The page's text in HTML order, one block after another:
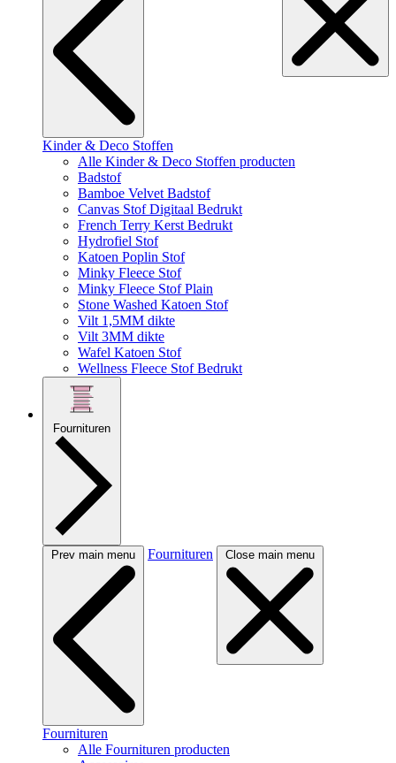
Kinder & Deco Stoffen
Alle Kinder & Deco Stoffen producten
Badstof
Bamboe Velvet Badstof
Canvas Stof Digitaal Bedrukt
French Terry Kerst Bedrukt
Hydrofiel Stof
Katoen Poplin Stof
Minky Fleece Stof
Minky Fleece Stof Plain
Stone Washed Katoen Stof
Vilt 1,5MM dikte
Vilt 3MM dikte
Wafel Katoen Stof
Wellness Fleece Stof Bedrukt
Fournituren
Prev main menu Fournituren Close main menu
Fournituren
Alle Fournituren producten